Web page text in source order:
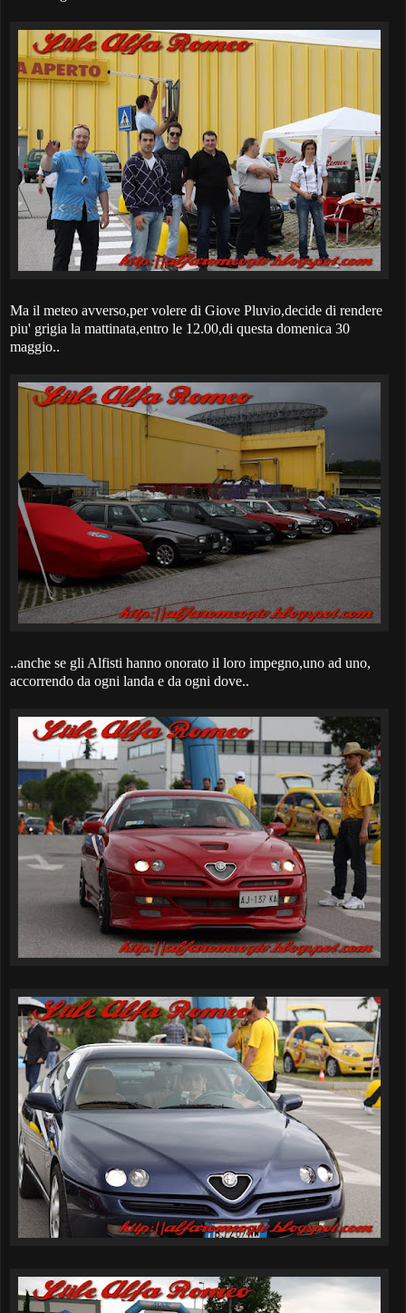
Ma il meteo avverso,per volere di Giove Pluvio,decide di rendere
piu' grigia la mattinata,entro le 12.00,di questa domenica 30
maggio..
..anche se gli Alfisti hanno onorato il loro impegno,uno ad uno,
accorrendo da ogni landa e da ogni dove..